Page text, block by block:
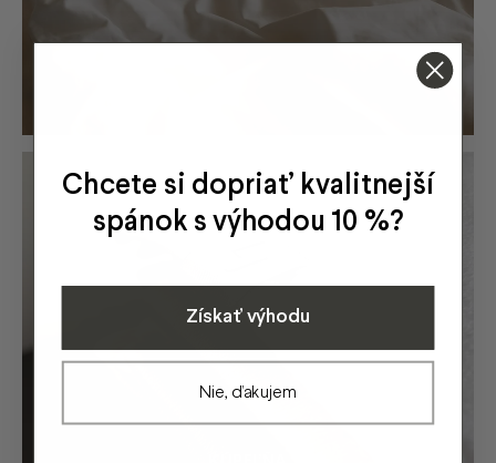
Chcete si dopriať kvalitnejší
spánok s výhodou 10 %?
Získať výhodu
Nie, ďakujem